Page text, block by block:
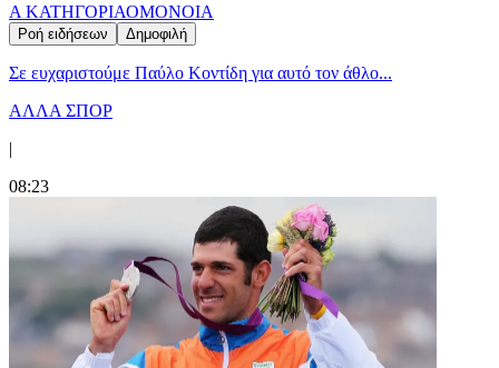
Α ΚΑΤΗΓΟΡΙΑΟΜΟΝΟΙΑ
Ροή ειδήσεων Δημοφιλή
Σε ευχαριστούμε Παύλο Κοντίδη για αυτό τον άθλο...
ΑΛΛΑ ΣΠΟΡ
|
08:23